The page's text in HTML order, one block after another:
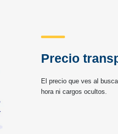
Precio
El precio que ves al
hora ni cargos ocultos.